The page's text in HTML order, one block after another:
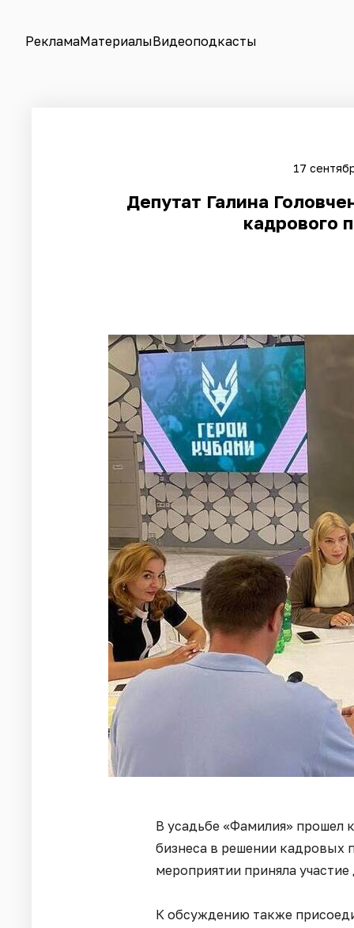
РекламаМатериалыВидеоподкасты
17
Депутат Галина
кадрового
В усадьбе «Фамилия» прошел
бизнеса в решении кадровых
мероприятии приняла
К обсуждению также